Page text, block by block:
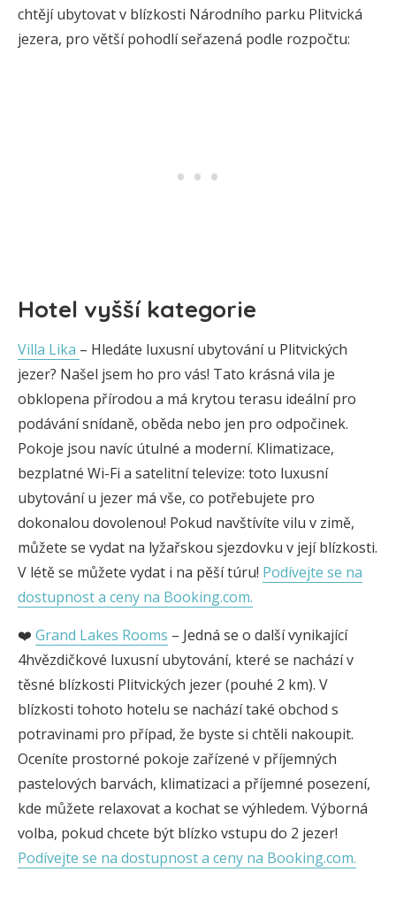
chtějí ubytovat v blízkosti Národního parku Plitvická
jezera, pro větší pohodlí seřazená podle rozpočtu:
Hotel vyšší kategorie
Villa Lika – Hledáte luxusní ubytování u Plitvických
jezer? Našel jsem ho pro vás! Tato krásná vila je
obklopena přírodou a má krytou terasu ideální pro
podávání snídaně, oběda nebo jen pro odpočinek.
Pokoje jsou navíc útulné a moderní. Klimatizace,
bezplatné Wi-Fi a satelitní televize: toto luxusní
ubytování u jezer má vše, co potřebujete pro
dokonalou dovolenou! Pokud navštívíte vilu v zimě,
můžete se vydat na lyžařskou sjezdovku v její blízkosti.
V létě se můžete vydat i na pěší túru! Podívejte se na
dostupnost a ceny na Booking.com.
❤️ Grand Lakes Rooms – Jedná se o další vynikající
4hvězdičkové luxusní ubytování, které se nachází v
těsné blízkosti Plitvických jezer (pouhé 2 km). V
blízkosti tohoto hotelu se nachází také obchod s
potravinami pro případ, že byste si chtěli nakoupit.
Oceníte prostorné pokoje zařízené v příjemných
pastelových barvách, klimatizaci a příjemné posezení,
kde můžete relaxovat a kochat se výhledem. Výborná
volba, pokud chcete být blízko vstupu do 2 jezer!
Podívejte se na dostupnost a ceny na Booking.com.